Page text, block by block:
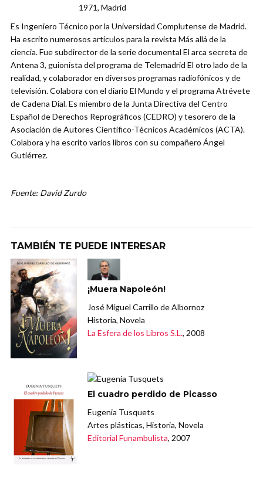
1971, Madrid
Es Ingeniero Técnico por la Universidad Complutense de Madrid.
Ha escrito numerosos artículos para la revista Más allá de la
ciencia. Fue subdirector de la serie documental El arca secreta de
Antena 3, guionista del programa de Telemadrid El otro lado de la
realidad, y colaborador en diversos programas radiofónicos y de
televisión. Colabora con el diario El Mundo y el programa Atrévete
de Cadena Dial. Es miembro de la Junta Directiva del Centro
Español de Derechos Reprográficos (CEDRO) y tesorero de la
Asociación de Autores Científico-Técnicos Académicos (ACTA).
Colabora y ha escrito varios libros con su compañero Ángel
Gutiérrez.
Fuente: David Zurdo
TAMBIÉN TE PUEDE INTERESAR
¡Muera Napoleón!
José Miguel Carrillo de Albornoz
Historia, Novela
La Esfera de los Libros S.L., 2008
El cuadro perdido de Picasso
Eugenia Tusquets
Artes plásticas, Historia, Novela
Editorial Funambulista, 2007